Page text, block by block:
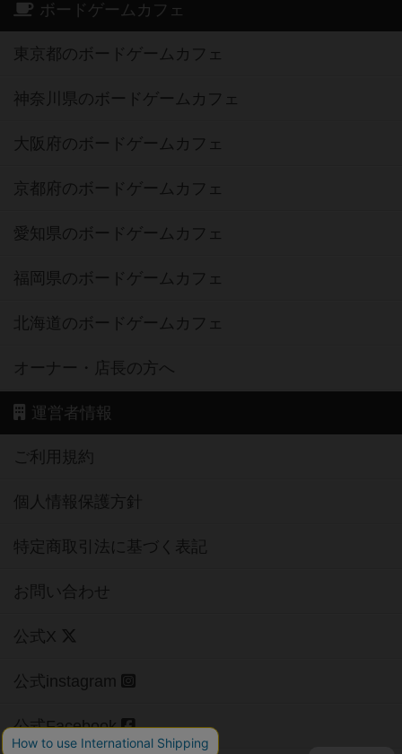
ボードゲームカフェ
東京都のボードゲームカフェ
神奈川県のボードゲームカフェ
大阪府のボードゲームカフェ
京都府のボードゲームカフェ
愛知県のボードゲームカフェ
福岡県のボードゲームカフェ
北海道のボードゲームカフェ
オーナー・店長の方へ
運営者情報
ご利用規約
個人情報保護方針
特定商取引法に基づく表記
お問い合わせ
公式X
公式instagram
公式Facebook